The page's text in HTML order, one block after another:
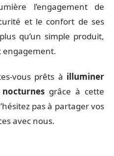
l’engagement de
et le confort de ses
qu’un simple produit,
engagement.
vous prêts à illuminer
grâce à cette
pas à partager vos
avec nous.